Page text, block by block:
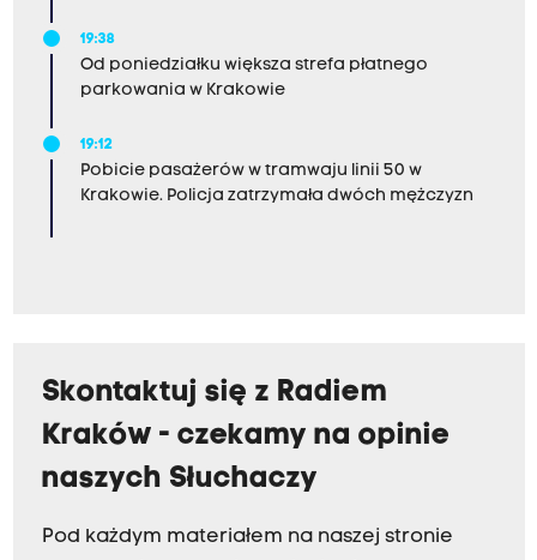
19:38
Od poniedziałku większa strefa płatnego
parkowania w Krakowie
19:12
Pobicie pasażerów w tramwaju linii 50 w
Krakowie. Policja zatrzymała dwóch mężczyzn
Skontaktuj się z Radiem
Kraków - czekamy na opinie
naszych Słuchaczy
Pod każdym materiałem na naszej stronie